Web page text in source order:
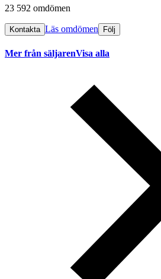
23 592 omdömen
Kontakta Läs omdömen Följ
Mer från säljarenVisa alla